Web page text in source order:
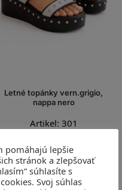
Letné topánky vern.grigio,
nappa nero
Artikel: 301
Výber možností
pomáhajú lepšie
stránok a zlepšovať
súhlasíte s
Svoj súhlas